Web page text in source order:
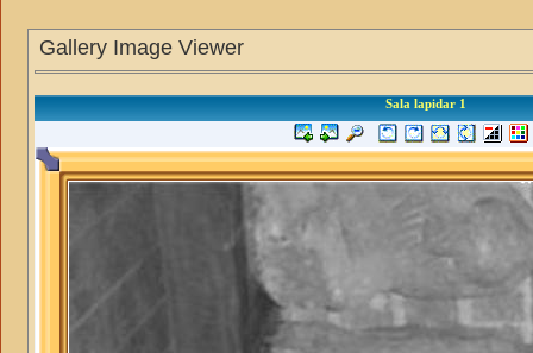
Gallery Image Viewer
Sala lapidar 1